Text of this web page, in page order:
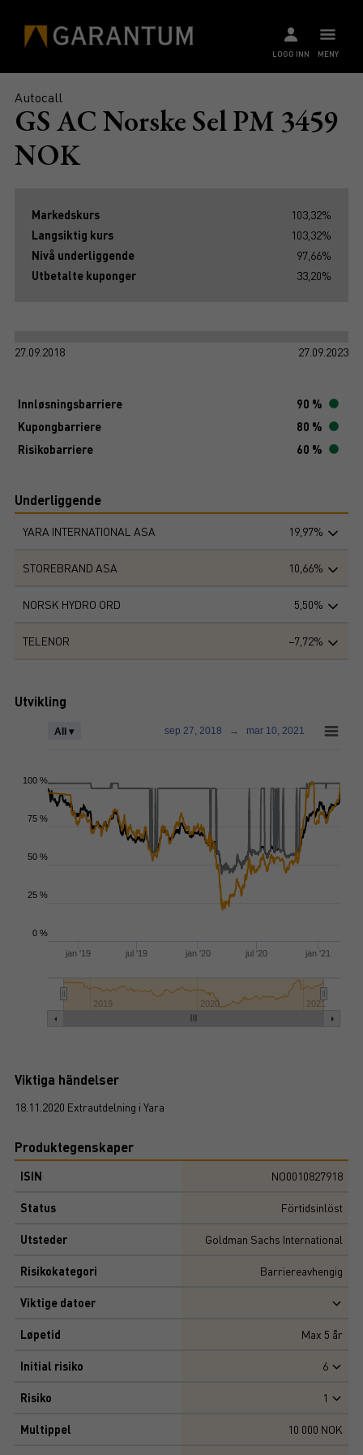
MENY
LOGG INN
Autocall
GS AC Norske Sel PM 3459
NOK
Markedskurs
103,32%
Langsiktig kurs
103,32%
Nivå underliggende
97,66%
Utbetalte kuponger
33,20%
27.09.2018 27.09.2023
Innløsningsbarriere
90 %
Kupongbarriere
80 %
Risikobarriere
60 %
Underliggende
YARA INTERNATIONAL ASA 19,97%
STOREBRAND ASA 10,66%
NORSK HYDRO ORD 5,50%
TELENOR −7,72%
Utvikling
jan '19 jul '19 jan '20 jul '20 jan '21
2019 2020 2021
All ▾ sep 27, 2018 → mar 10, 2021
0 %
25 %
50 %
75 %
100 %
Viktiga händelser
18.11.2020 Extrautdelning i Yara
Produktegenskaper
ISIN NO0010827918
Status Förtidsinlöst
Utsteder Goldman Sachs International
Risikokategori Barriereavhengig
Viktige datoer
Løpetid Max 5 år
Initial risiko 6
Risiko 1
Multippel 10 000 NOK